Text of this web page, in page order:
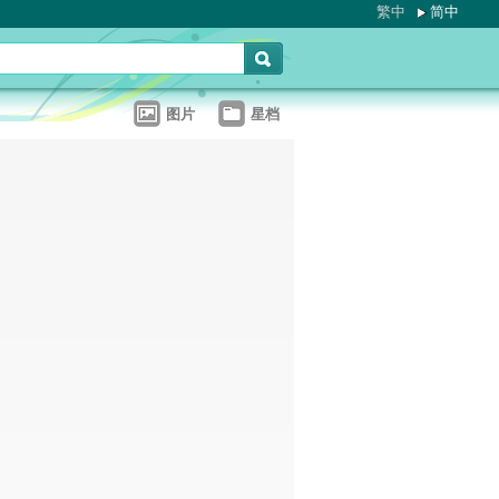
繁中 简中
图片 星档